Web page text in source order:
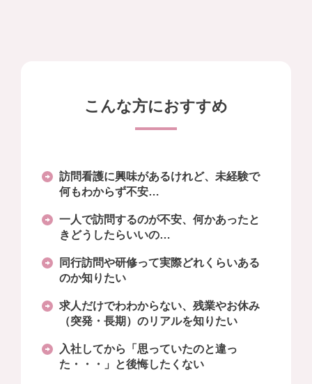
こんな方におすすめ
訪問看護に興味があるけれど、未経験で
何もわからず不安…
一人で訪問するのが不安、何かあったと
きどうしたらいいの…
同行訪問や研修って実際どれくらいある
のか知りたい
求人だけでわわからない、残業やお休み
（突発・長期）のリアルを知りたい
入社してから「思っていたのと違っ
た・・・」と後悔したくない